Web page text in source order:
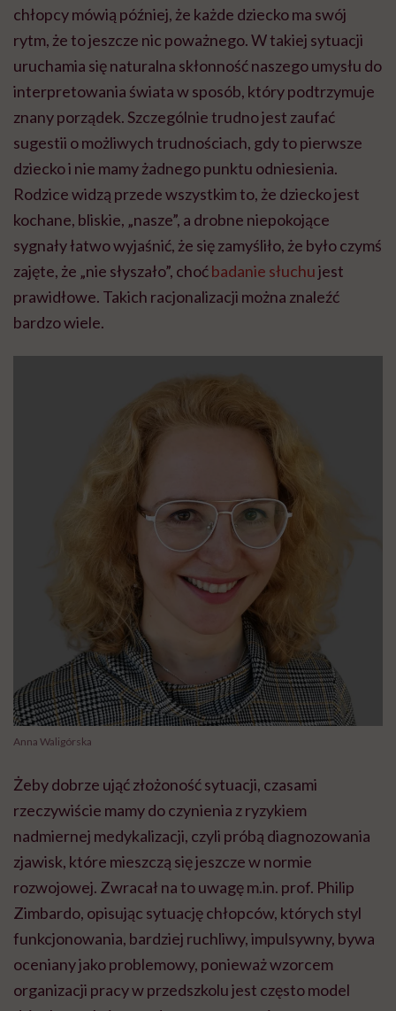
chłopcy mówią później, że każde dziecko ma swój
rytm, że to jeszcze nic poważnego. W takiej sytuacji
uruchamia się naturalna skłonność naszego umysłu do
interpretowania świata w sposób, który podtrzymuje
znany porządek. Szczególnie trudno jest zaufać
sugestii o możliwych trudnościach, gdy to pierwsze
dziecko i nie mamy żadnego punktu odniesienia.
Rodzice widzą przede wszystkim to, że dziecko jest
kochane, bliskie, „nasze”, a drobne niepokojące
sygnały łatwo wyjaśnić, że się zamyśliło, że było czymś
zajęte, że „nie słyszało”, choćbadanie słuchujest
prawidłowe. Takich racjonalizacji można znaleźć
bardzo wiele.
Anna Waligórska
Żeby dobrze ująć złożoność sytuacji, czasami
rzeczywiście mamy do czynienia z ryzykiem
nadmiernej medykalizacji, czyli próbą diagnozowania
zjawisk, które mieszczą się jeszcze w normie
rozwojowej. Zwracał na to uwagę m.in. prof. Philip
Zimbardo, opisując sytuację chłopców, których styl
funkcjonowania, bardziej ruchliwy, impulsywny, bywa
oceniany jako problemowy, ponieważ wzorcem
organizacji pracy w przedszkolu jest często model